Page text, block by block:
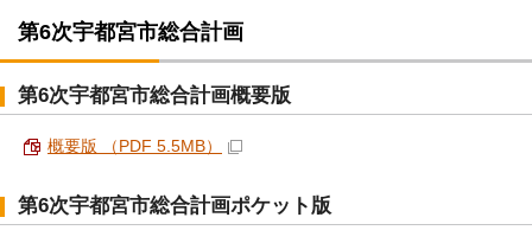
第6次宇都宮市総合計画
第6次宇都宮市総合計画概要版
概要版 （PDF 5.5MB）
第6次宇都宮市総合計画ポケット版